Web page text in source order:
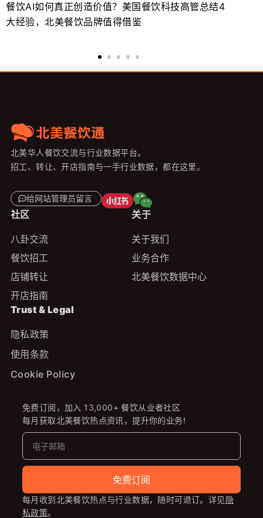
餐饮AI如何真正创造价值？美国餐饮科技高管总结4
大经验，北美餐饮品牌值得借鉴
北美华人餐饮交流与行业数据平台。
招工、转让、开店指南与一手行业数据，都在这里。
给网站管理员留言
社区
八卦交流
餐饮招工
店铺转让
开店指南
关于
关于我们
业务合作
北美餐饮数据中心
Trust & Legal
隐私政策
使用条款
Cookie Policy
免费订阅，加入 13,000+ 餐饮从业者社区
每月获取北美餐饮热点资讯，提升你的业务!
免费订阅
每月收到北美餐饮热点与行业数据，随时可退订。详见隐
私政策。